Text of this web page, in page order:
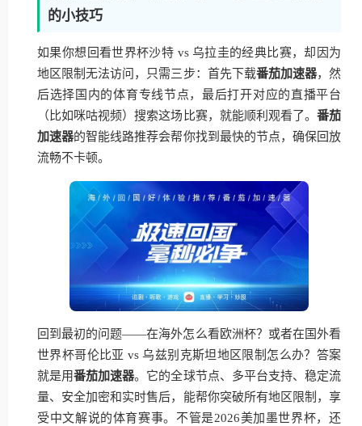
的小技巧
如果你想回看世界杯沙特 vs 乌拉圭的经典比赛，却因为
地区限制无法访问，只需三步：首先下载番茄加速器，然
后选择国内的体育专线节点，最后打开对应的直播平台
（比如咪咕视频）搜索这场比赛，就能顺利观看了。 番茄
加速器的智能线路推荐会帮你找到最快的节点，确保回放
流畅不卡顿。
回到最初的问题——在海外怎么看欧洲杯？或者在国外看
世界杯哥伦比亚 vs 乌兹别克斯坦地区限制怎么办？答案
就是用番茄加速器。它的全球节点、多平台支持、稳定流
量、安全加密和实时售后，能帮你突破所有地区限制，享
受中文解说的体育赛事。不管是2026美加墨世界杯，还